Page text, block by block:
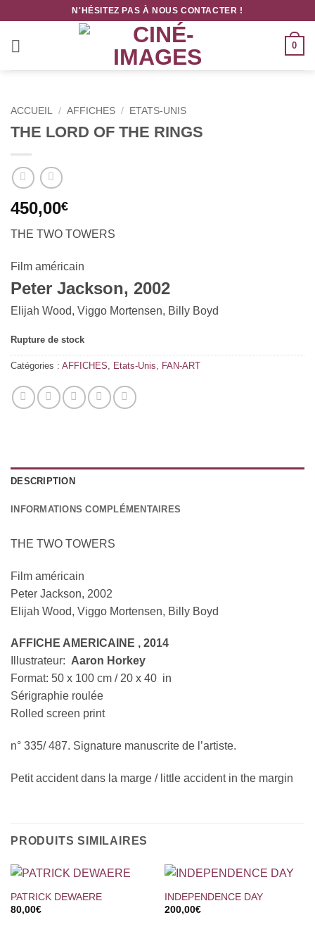
contenu
N'HÉSITEZ PAS À NOUS CONTACTER !
0
ACCUEIL / AFFICHES / ETATS-UNIS
THE LORD OF THE RINGS
450,00€
THE TWO TOWERS
Film américain
Peter Jackson, 2002
Elijah Wood, Viggo Mortensen, Billy Boyd
Rupture de stock
Catégories : AFFICHES Etats-Unis FAN-ART
DESCRIPTION
INFORMATIONS COMPLÉMENTAIRES
THE TWO TOWERS
Film américain
Peter Jackson, 2002
Elijah Wood, Viggo Mortensen, Billy Boyd
AFFICHE AMERICAINE , 2014
Illustrateur: Aaron Horkey
Format: 50 x 100 cm / 20 x 40 in
Sérigraphie roulée
Rolled screen print
n° 335/ 487. Signature manuscrite de l’artiste.
Petit accident dans la marge / little accident in the margin
PRODUITS SIMILAIRES
PATRICK DEWAERE
80,00€
INDEPENDENCE DAY
200,00€